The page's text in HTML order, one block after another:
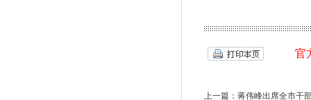
官
上一篇： 蒋伟峰出席全市干